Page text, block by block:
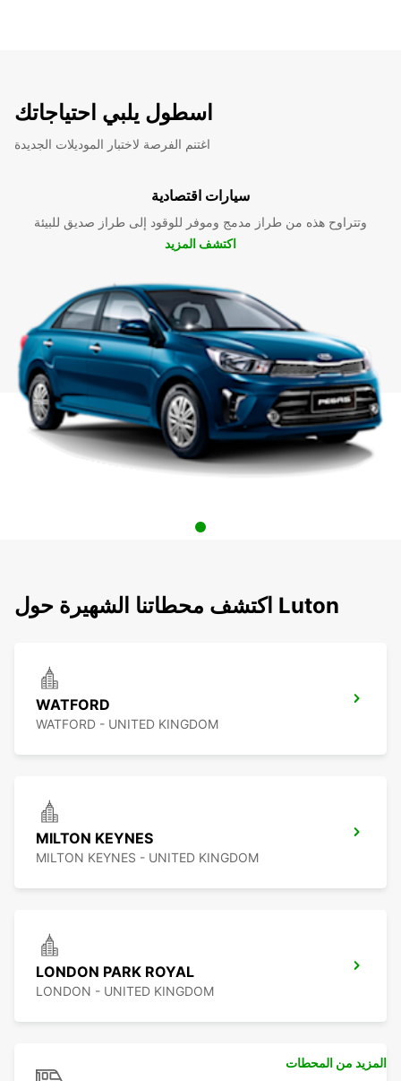
اسطول يلبي احتياجاتك
اغتنم الفرصة لاختبار الموديلات الجديدة
سيارات اقتصادية
وتتراوح هذه من طراز مدمج وموفر للوقود إلى طراز صديق للبيئة
اكتشف المزيد
اكتشف محطاتنا الشهيرة حول Luton
WATFORD
WATFORD - UNITED KINGDOM
MILTON KEYNES
MILTON KEYNES - UNITED KINGDOM
LONDON PARK ROYAL
LONDON - UNITED KINGDOM
المزيد من المحطات